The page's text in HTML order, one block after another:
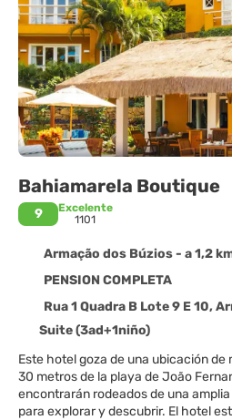
Bahiamarela Boutique
9
Excelente
1101
Armação dos Búzios - a 1,2
PENSION COMPLETA
Rua 1 Quadra B Lote 9 E 10,
Suite (3ad+1niño)
Este hotel goza de una ubicación de
30 metros de la playa de João
encontrarán rodeados de una
para explorar y descubrir. El hotel